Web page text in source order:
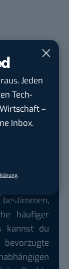
Jeden
Tech-
–
Inbox.
.
um
zu können
ist zudem
und soll
häufiger
kannst du